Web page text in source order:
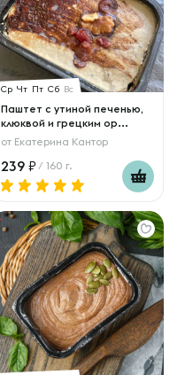
Ср Чт Пт Сб Вс
Паштет с утиной печенью,
клюквой и грецким ор...
от Екатерина Кантор
239 / 160 г.